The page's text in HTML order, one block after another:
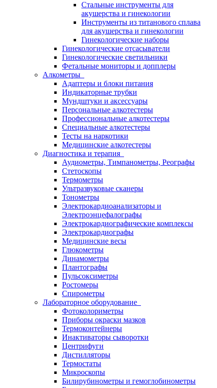
Стальные инструменты для
акушерства и гинекологии
Инструменты из титанового сплава
для акушерства и гинекологии
Гинекологические наборы
Гинекологические отсасыватели
Гинекологические светильники
Фетальные мониторы и допплеры
Алкометры
Адаптеры и блоки питания
Индикаторные трубки
Мундштуки и аксессуары
Персональные алкотестеры
Профессиональные алкотестеры
Специальные алкотестеры
Тесты на наркотики
Медицинские алкотестеры
Диагностика и терапия
Аудиометры, Тимпанометры, Реографы
Стетоскопы
Термометры
Ультразвуковые сканеры
Тонометры
Электрокардиоанализаторы и
Электроэнцефалографы
Электрокардиографические комплексы
Электрокардиографы
Медицинские весы
Глюкометры
Динамометры
Плантографы
Пульсоксиметры
Ростомеры
Спирометры
Лабораторное оборудование
Фотоколориметры
Приборы окраски мазков
Термоконтейнеры
Инактиваторы сыворотки
Центрифуги
Дистилляторы
Термостаты
Микроскопы
Билирубинометры и гемоглобинометры